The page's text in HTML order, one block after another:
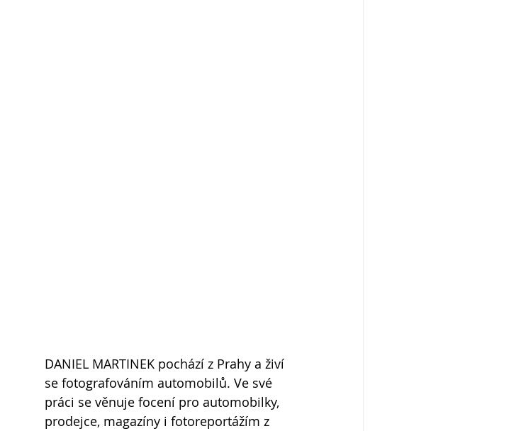
DANIEL MARTINEK pochází z Prahy a živí
se fotografováním automobilů. Ve své
práci se věnuje focení pro automobilky,
prodejce, magazíny i fotoreportážím z